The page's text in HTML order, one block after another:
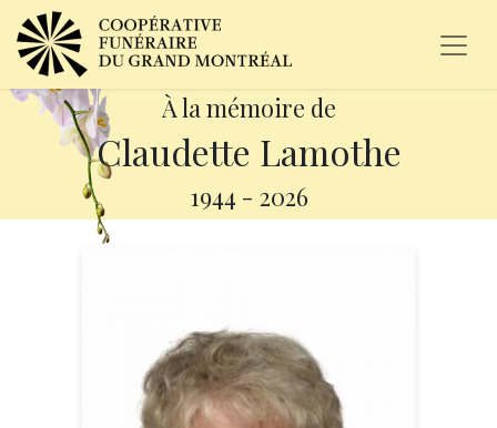
À la mémoire de
Claudette Lamothe
1944 - 2026